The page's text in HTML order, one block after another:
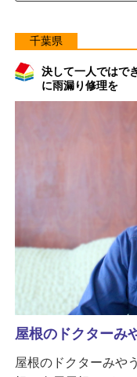
千葉県
決して一人ではで
に雨漏り修理を
屋根のドクターみ
屋根のドクターみや